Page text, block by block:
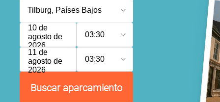
10 de
agosto de
2026
03:30
11 de
agosto de
2026
03:30
Buscar aparcamiento